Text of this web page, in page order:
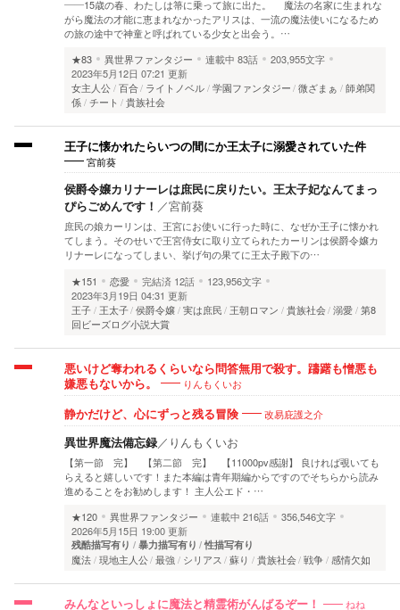
――15歳の春、わたしは箒に乗って旅に出た。 魔法の名家に生まれな
がら魔法の才能に恵まれなかったアリスは、一流の魔法使いになるため
の旅の途中で神童と呼ばれている少女と出会う。…
★83
異世界ファンタジー 連載中 83話
203,955文字
2023年5月12日 07:21 更新
女主人公 百合 ライトノベル 学園ファンタジー 微ざまぁ
師弟関
係 チート 貴族社会
王子に懐かれたらいつの間にか王太子に溺愛されていた件
宮前葵
侯爵令嬢カリナーレは庶民に戻りたい。王太子妃なんてまっ
ぴらごめんです！ ／宮前葵
庶民の娘カーリンは、王宮にお使いに行った時に、なぜか王子に懐かれ
てしまう。そのせいで王宮侍女に取り立てられたカーリンは侯爵令嬢カ
リナーレになってしまい、挙げ句の果てに王太子殿下の…
★151
恋愛 完結済 12話
123,956文字
2023年3月19日 04:31 更新
王子
王太子 侯爵令嬢 実は庶民 王朝ロマン 貴族社会 溺愛 第8
回ビーズログ小説大賞
悪いけど奪われるくらいなら問答無用で殺す。躊躇も憎悪も
嫌悪もないから。
りんもくいお
静かだけど、心にずっと残る冒険 改易庇護之介
異世界魔法備忘録／ りんもくいお
【第一節 完】 【第二節 完】 【11000pv感謝】 良ければ覗いても
らえると嬉しいです！また本編は青年期編からですのでそちらから読み
進めることをお勧めします！ 主人公エド・…
★120
異世界ファンタジー 連載中 216話
356,546文字
2026年5月15日 19:00 更新
残酷描写有り 暴力描写有り 性描写有り
魔法 現地主人公 最強 シリアス 蘇り 貴族社会 戦争 感情欠如
みんなといっしょに魔法と精霊術がんばるぞー！ ねね